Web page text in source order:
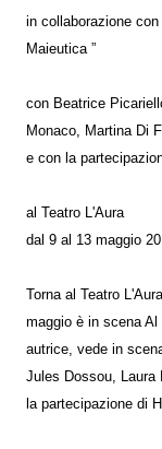
in collaborazione
Maieutica ”
con Beatrice
Monaco, Martina Di
e con la
al Teatro L'Aura
dal 9 al 13 maggio
Torna al Teatro
maggio è in scena
autrice, vede in
Jules Dossou, Laura
la partecipazione di